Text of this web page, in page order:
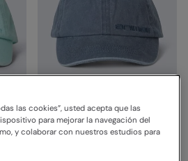
Gorra de béisbol para
las cookies”, usted acepta que las
para mejorar la navegación del
y colaborar con nuestros estudios para